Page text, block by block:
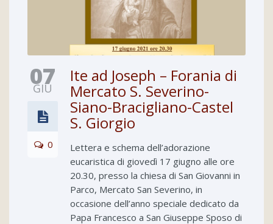
07
GIU
0
Ite ad Joseph – Forania di
Mercato S. Severino-
Siano-Bracigliano-Castel
S. Giorgio
Lettera e schema dell’adorazione
eucaristica di giovedì 17 giugno alle ore
20.30, presso la chiesa di San Giovanni in
Parco, Mercato San Severino, in
occasione dell’anno speciale dedicato da
Papa Francesco a San Giuseppe Sposo di